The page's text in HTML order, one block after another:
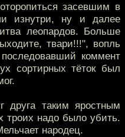
засевшим в
изнутри, ну и далее
леопардов. Больше
твари!!!", вопль
коммент
сортирных тёток был
друга таким яростным
троих надо было убить.
народец.